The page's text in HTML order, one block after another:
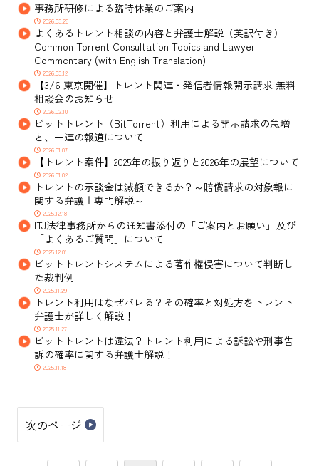
事務所研修による臨時休業のご案内
2026.03.26
よくあるトレント相談の内容と弁護士解説（英訳付き）
Common Torrent Consultation Topics and Lawyer
Commentary (with English Translation)
2026.03.12
【3/6 東京開催】トレント関連・発信者情報開示請求 無料
相談会のお知らせ
2026.02.10
ビットトレント（BitTorrent）利用による開示請求の急増
と、一連の報道について
2026.01.07
【トレント案件】2025年の振り返りと2026年の展望について
2026.01.02
トレントの示談金は減額できるか？～賠償請求の対象報に
関する弁護士専門解説～
2025.12.18
ITJ法律事務所からの通知書添付の「ご案内とお願い」及び
「よくあるご質問」について
2025.12.01
ビットトレントシステムによる著作権侵害について判断し
た裁判例
2025.11.29
トレント利用はなぜバレる？その確率と対処方をトレント
弁護士が詳しく解説！
2025.11.27
ビットトレントは違法？トレント利用による訴訟や刑事告
訴の確率に関する弁護士解説！
2025.11.18
次のページ